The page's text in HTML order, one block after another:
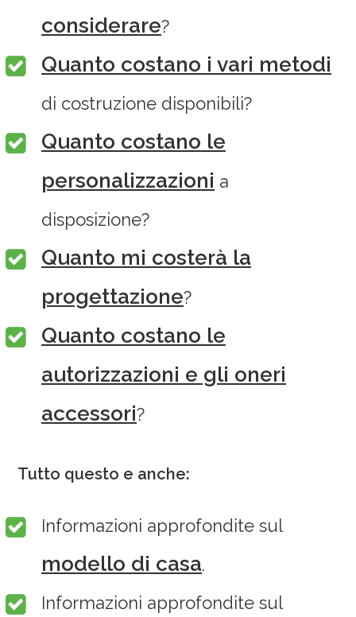
considerare?
Quanto costano i vari metodi
di costruzione disponibili?
Quanto costano le
personalizzazioni a
disposizione?
Quanto mi costerà la
progettazione?
Quanto costano le
autorizzazioni e gli oneri
accessori?
Tutto questo e anche:
Informazioni approfondite sul
modello di casa.
Informazioni approfondite sul